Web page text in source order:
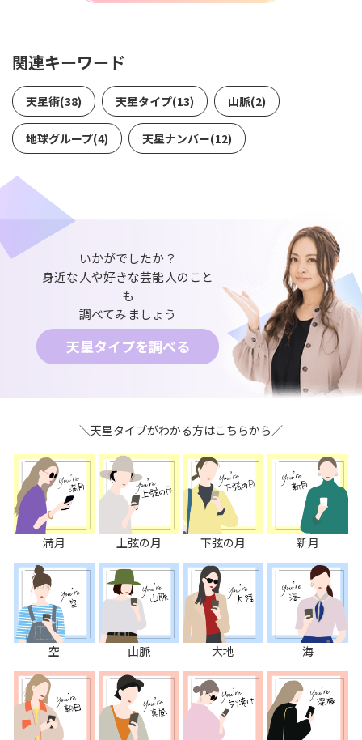
関連キーワード
天星術(38) 天星タイプ(13) 山脈(2)
地球グループ(4) 天星ナンバー(12)
いかがでしたか？
身近な人や好きな芸能人のこと
も
調べてみましょう
天星タイプを調べる
＼天星タイプがわかる方はこちらから／
満月 上弦の月 下弦の月 新月
空 山脈 大地 海